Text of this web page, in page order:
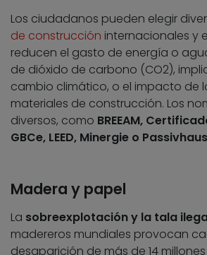
Los ciudadanos pueden elegir
de construcción internacionales y
reducen el gasto de energía o
de dióxido de carbono (CO2),
cambio climático, o el impacto de
materiales de construcción. Los
diversos, como BREEAM,
GBCe, LEED, Minergie o Passivhaus
Madera y papel
La sobreexplotación y la tala
madereros mundiales provocan
desaparición de más de 14